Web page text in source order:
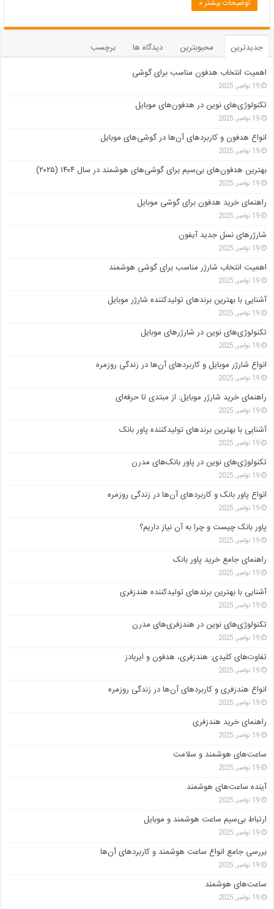
توضیحات بیشتر »
جدیدترین محبوبترین دیدگاه ها
برچسب
اهمیت انتخاب هدفون مناسب برای گوشی
19 نوامبر, 2025
تکنولوژی‌های نوین در هدفون‌های موبایل
19 نوامبر, 2025
انواع هدفون و کاربردهای آن‌ها در گوشی‌های موبایل
19 نوامبر, 2025
بهترین هدفون‌های بی‌سیم برای گوشی‌های هوشمند در سال ۱۴۰۴ (۲۰۲۵)
19 نوامبر, 2025
راهنمای خرید هدفون برای گوشی موبایل
19 نوامبر, 2025
شارژرهای نسل جدید آیفون
19 نوامبر, 2025
اهمیت انتخاب شارژر مناسب برای گوشی هوشمند
19 نوامبر, 2025
آشنایی با بهترین برندهای تولیدکننده شارژر موبایل
19 نوامبر, 2025
تکنولوژی‌های نوین در شارژرهای موبایل
19 نوامبر, 2025
انواع شارژر موبایل و کاربردهای آن‌ها در زندگی روزمره
19 نوامبر, 2025
راهنمای خرید شارژر موبایل: از مبتدی تا حرفه‌ای
19 نوامبر, 2025
آشنایی با بهترین برندهای تولیدکننده پاور بانک
19 نوامبر, 2025
تکنولوژی‌های نوین در پاور بانک‌های مدرن
19 نوامبر, 2025
انواع پاور بانک و کاربردهای آن‌ها در زندگی روزمره
19 نوامبر, 2025
پاور بانک چیست و چرا به آن نیاز داریم؟
19 نوامبر, 2025
راهنمای جامع خرید پاور بانک
19 نوامبر, 2025
آشنایی با بهترین برندهای تولیدکننده هندزفری
19 نوامبر, 2025
تکنولوژی‌های نوین در هندزفری‌های مدرن
19 نوامبر, 2025
تفاوت‌های کلیدی: هندزفری، هدفون و ایربادز
19 نوامبر, 2025
انواع هندزفری و کاربردهای آن‌ها در زندگی روزمره
19 نوامبر, 2025
راهنمای خرید هندزفری
19 نوامبر, 2025
ساعت‌های هوشمند و سلامت
19 نوامبر, 2025
آینده ساعت‌های هوشمند
19 نوامبر, 2025
ارتباط بی‌سیم ساعت هوشمند و موبایل
19 نوامبر, 2025
بررسی جامع انواع ساعت هوشمند و کاربردهای آن‌ها
19 نوامبر, 2025
ساعت‌های هوشمند
19 نوامبر, 2025